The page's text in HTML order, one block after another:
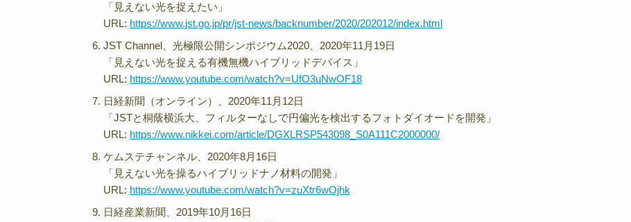
「見えない光を捉えたい」
URL: https://www.jst.go.jp/pr/jst-news/backnumber/2020/202012/index.html
JST Channel、光極限公開シンポジウム2020、2020年11月19日
「見えない光を捉える有機無機ハイブリッドデバイス」
URL: https://www.youtube.com/watch?v=UfO3uNwOF18
日経新聞（オンライン）、2020年11月12日
「JSTと桐蔭横浜大、フィルターなしで円偏光を検出するフォトダイオードを開発」
URL: https://www.nikkei.com/article/DGXLRSP543098_S0A111C2000000/
ケムステチャンネル、2020年8月16日
「見えない光を操るハイブリッドナノ材料の開発」
URL: https://www.youtube.com/watch?v=zuXtr6wOjhk
日経産業新聞、2019年10月16日